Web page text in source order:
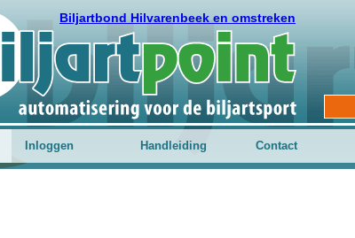
Biljartbond Hilvarenbeek en omstreken
Inloggen Handleiding Contact